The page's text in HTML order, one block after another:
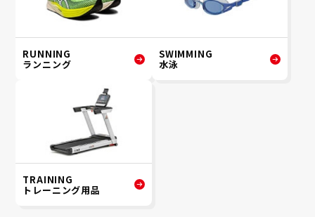
RUNNING
ランニング
SWIMMING
水泳
TRAINING
トレーニング用品